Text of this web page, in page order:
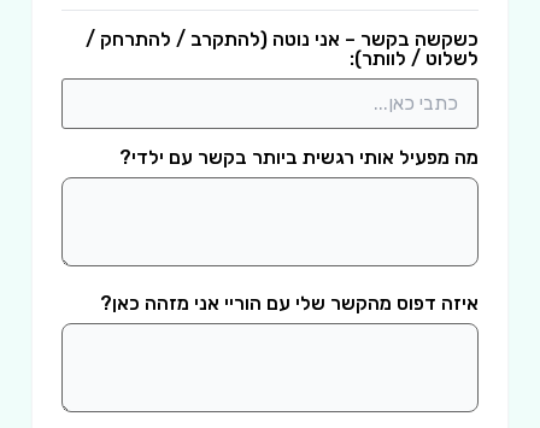
כשקשה בקשר – אני נוטה (להתקרב / להתרחק /
לשלוט / לוותר):
מה מפעיל אותי רגשית ביותר בקשר עם ילדי?
איזה דפוס מהקשר שלי עם הוריי אני מזהה כאן?